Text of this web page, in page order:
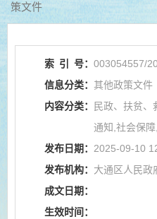
策文件
索 引 号： 003054557/
信息分类： 其他政策文件
内容分类：
民政、扶贫、
通知,社会保
发布日期： 2025-09-10
发布机构： 大通区人民政
成文日期：
生效时间：